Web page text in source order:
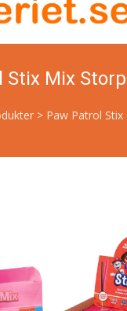
Stix Mix
> Paw Patrol